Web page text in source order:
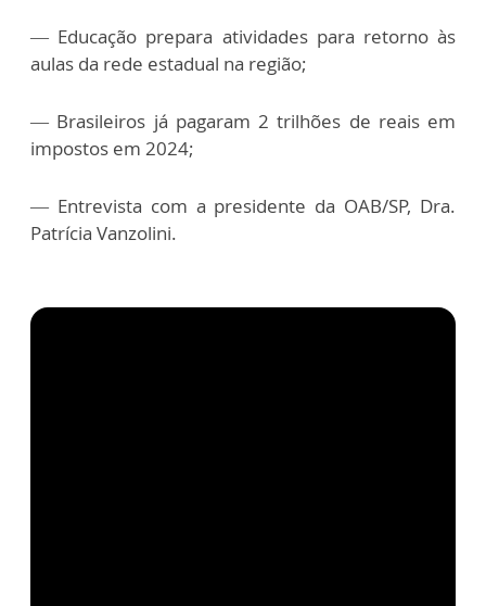
— Educação prepara atividades para retorno às
aulas da rede estadual na região;
— Brasileiros já pagaram 2 trilhões de reais em
impostos em 2024;
— Entrevista com a presidente da OAB/SP, Dra.
Patrícia Vanzolini.